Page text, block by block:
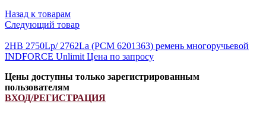
Назад к товарам
Следующий товар
2HB 2750Lp/ 2762La (PCM 6201363) ремень многоручьевой
INDFORCE Unlimit Цена по запросу
Цены доступны только зарегистрированным
пользователям
ВХОД/РЕГИСТРАЦИЯ